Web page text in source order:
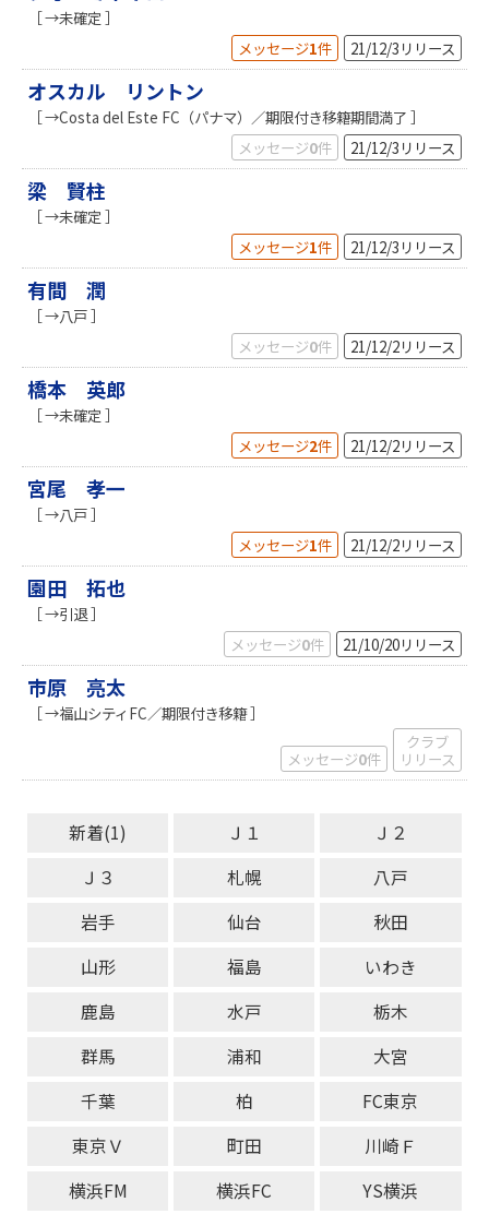
［ →未確定 ］
メッセージ1件 21/12/3 リリース
オスカル リントン
［ →Costa del Este FC（パナマ）／期限付き移籍期間満了 ］
メッセージ0件 21/12/3 リリース
梁 賢柱
［ →未確定 ］
メッセージ1件 21/12/3 リリース
有間 潤
［ →八戸 ］
メッセージ0件 21/12/2リリース
橋本 英郎
［ →未確定 ］
メッセージ2件 21/12/2リリース
宮尾 孝一
［ →八戸 ］
メッセージ1件 21/12/2リリース
園田 拓也
［ →引退 ］
メッセージ0件 21/10/20リリース
市原 亮太
［ →福山シティFC／期限付き移籍 ］
メッセージ0件
クラブ
リリース
新着(1) Ｊ１
Ｊ２
Ｊ３
札幌
八戸
岩手
仙台
秋田
山形
福島
いわき
鹿島
水戸
栃木
群馬
浦和
大宮
千葉
柏
FC東京
東京Ｖ
町田
川崎Ｆ
横浜FM
横浜FC
YS横浜